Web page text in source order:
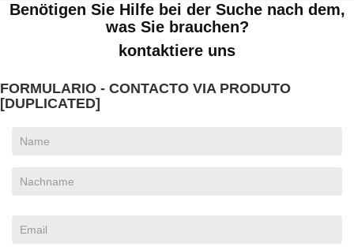
Benötigen Sie Hilfe bei der Suche nach dem,
was Sie brauchen?
kontaktiere uns
FORMULARIO - CONTACTO VIA PRODUTO
[DUPLICATED]